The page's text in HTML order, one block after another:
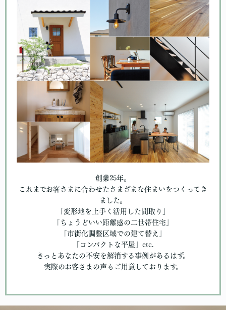
創業25年。
これまでお客さまに合わせたさまざまな住まいをつくってき
ました。
「変形地を上手く活用した間取り」
「ちょうどいい距離感の二世帯住宅」
「市街化調整区域での建て替え」
「コンパクトな平屋」etc.
きっとあなたの不安を解消する事例があるはず。
実際のお客さまの声もご用意しております。